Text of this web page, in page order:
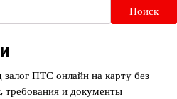
Поиск
ПТС онлайн на карту без
требования и документы